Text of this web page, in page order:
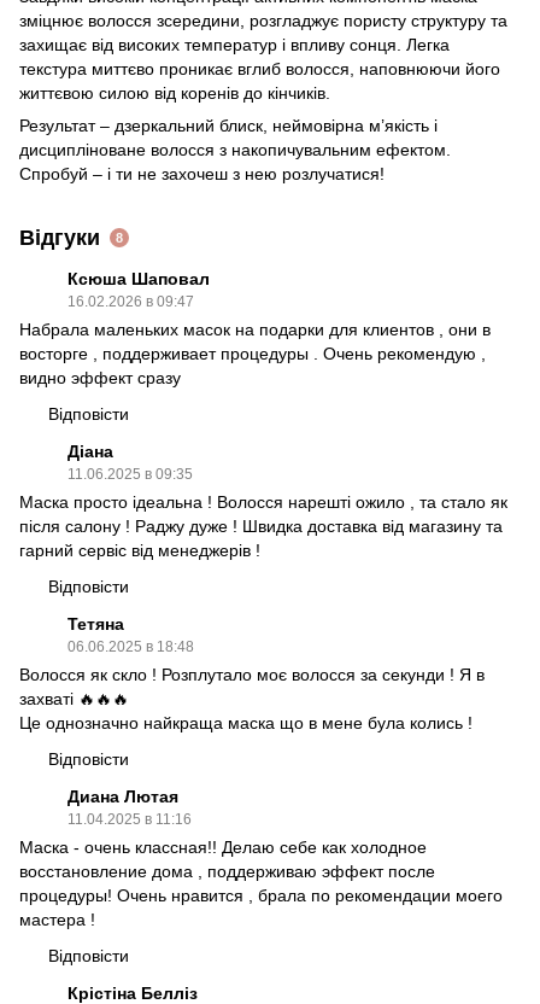
зміцнює волосся зсередини, розгладжує пористу структуру та
захищає від високих температур і впливу сонця. Легка
текстура миттєво проникає вглиб волосся, наповнюючи його
життєвою силою від коренів до кінчиків.
Результат – дзеркальний блиск, неймовірна м’якість і
дисципліноване волосся з накопичувальним ефектом.
Спробуй – і ти не захочеш з нею розлучатися!
Відгуки 8
Ксюша Шаповал
16.02.2026 в 09:47
Набрала маленьких масок на подарки для клиентов , они в
восторге , поддерживает процедуры . Очень рекомендую ,
видно эффект сразу
Відповісти
Діана
11.06.2025 в 09:35
Маска просто ідеальна ! Волосся нарешті ожило , та стало як
після салону ! Раджу дуже ! Швидка доставка від магазину та
гарний сервіс від менеджерів !
Відповісти
Тетяна
06.06.2025 в 18:48
Волосся як скло ! Розплутало моє волосся за секунди ! Я в
захваті 🔥🔥🔥
Це однозначно найкраща маска що в мене була колись !
Відповісти
Диана Лютая
11.04.2025 в 11:16
Маска - очень классная!! Делаю себе как холодное
восстановление дома , поддерживаю эффект после
процедуры! Очень нравится , брала по рекомендации моего
мастера !
Відповісти
Крістіна Белліз